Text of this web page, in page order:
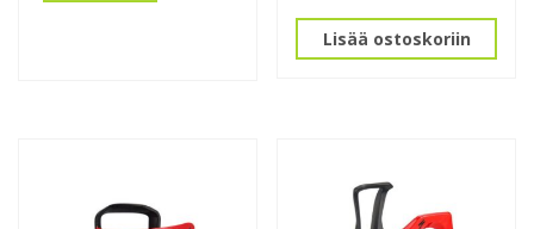
Lisää ostoskoriin